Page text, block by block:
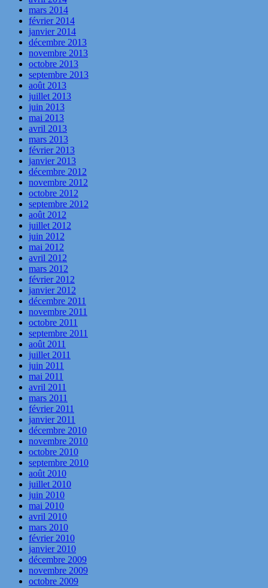
mars 2014
février 2014
janvier 2014
décembre 2013
novembre 2013
octobre 2013
septembre 2013
août 2013
juillet 2013
juin 2013
mai 2013
avril 2013
mars 2013
février 2013
janvier 2013
décembre 2012
novembre 2012
octobre 2012
septembre 2012
août 2012
juillet 2012
juin 2012
mai 2012
avril 2012
mars 2012
février 2012
janvier 2012
décembre 2011
novembre 2011
octobre 2011
septembre 2011
août 2011
juillet 2011
juin 2011
mai 2011
avril 2011
mars 2011
février 2011
janvier 2011
décembre 2010
novembre 2010
octobre 2010
septembre 2010
août 2010
juillet 2010
juin 2010
mai 2010
avril 2010
mars 2010
février 2010
janvier 2010
décembre 2009
novembre 2009
octobre 2009